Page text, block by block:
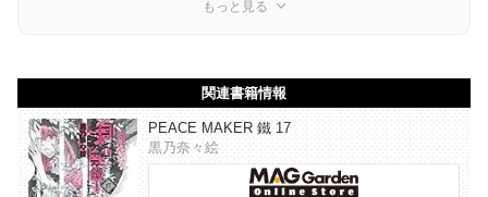
もっと見る
関連書籍情報
PEACE MAKER 鐵 17
黒乃奈々絵